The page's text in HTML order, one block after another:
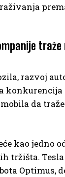
traže
razvoj
da
kao jedno
tržišta.
Optimus,